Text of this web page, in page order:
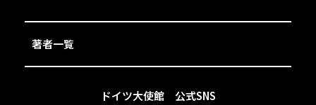
ドイツ大使館 公式SNS
著者一覧